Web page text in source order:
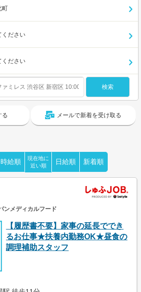
町
ください
ください
る メールで新着を受け取る
時給順
現在地に
近い順
日給順 新着順
ンメディカルフード
【履歴書不要】家事の延長ででき
るお仕事★扶養内勤務OK★昼食の
調理補助スタッフ